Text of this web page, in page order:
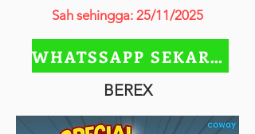
Sah sehingga: 25/11/2025
WHATSSAPP SEKARANG
BEREX